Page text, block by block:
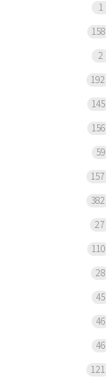
1
158
2
192
145
156
59
157
382
27
110
28
45
46
46
121